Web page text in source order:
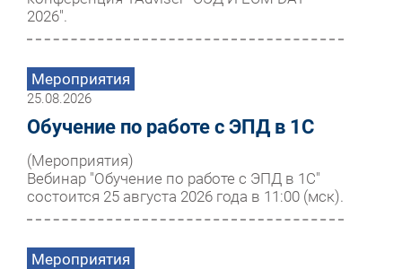
2026".
Мероприятия
25.08.2026
Обучение по работе с ЭПД в 1С
(Мероприятия)
Вебинар "Обучение по работе с ЭПД в 1С"
состоится 25 августа 2026 года в 11:00 (мск).
Мероприятия